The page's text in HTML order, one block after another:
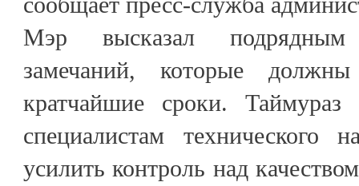
Мэр высказал подрядным
замечаний, которые
кратчайшие сроки. Таймураз
специалистам технического
усилить контроль над